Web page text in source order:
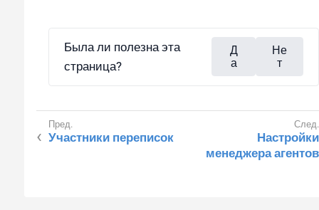
Была ли полезна эта
страница?
Д
а
Не
т
Участники переписок
Настройки
менеджера агентов